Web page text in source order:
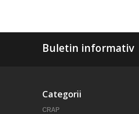
Buletin informativ
Categorii
CRAP